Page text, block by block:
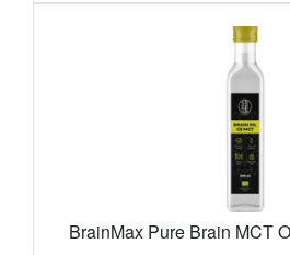
BrainMax Pure Brain MCT